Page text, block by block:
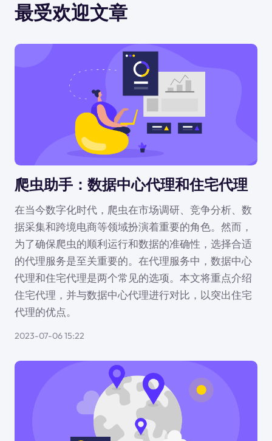
最受欢迎文章
爬虫助手：数据中心代理和住宅代理
在当今数字化时代，爬虫在市场调研、竞争分析、数
据采集和跨境电商等领域扮演着重要的角色。然而，
为了确保爬虫的顺利运行和数据的准确性，选择合适
的代理服务是至关重要的。在代理服务中，数据中心
代理和住宅代理是两个常见的选项。本文将重点介绍
住宅代理，并与数据中心代理进行对比，以突出住宅
代理的优点。
2023-07-06 15:22